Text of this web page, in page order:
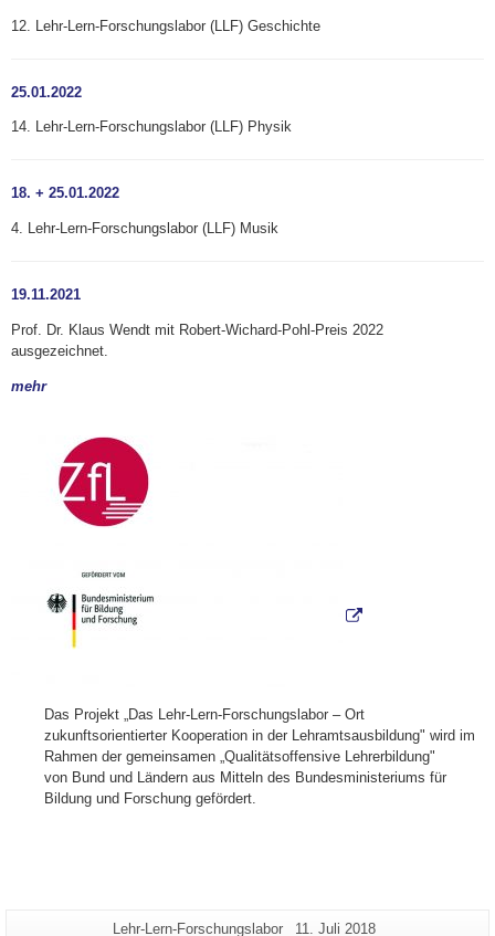
12. Lehr-Lern-Forschungslabor (LLF) Geschichte
25.01.2022
14. Lehr-Lern-Forschungslabor (LLF) Physik
18. + 25.01.2022
4. Lehr-Lern-Forschungslabor (LLF) Musik
19.11.2021
Prof. Dr. Klaus Wendt mit Robert-Wichard-Pohl-Preis 2022
ausgezeichnet.
mehr
Das Projekt „Das Lehr-Lern-Forschungslabor – Ort
zukunftsorientierter Kooperation in der Lehramtsausbildung" wird im
Rahmen der gemeinsamen „Qualitätsoffensive Lehrerbildung"
von Bund und Ländern aus Mitteln des Bundesministeriums für
Bildung und Forschung gefördert.
Zusätzliche
Seiten-
Lehr-Lern-Forschungslabor Letzte
11. Juli 2018